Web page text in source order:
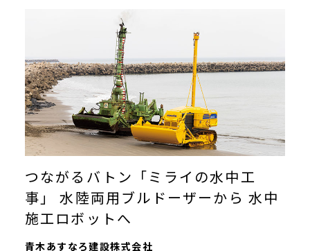
つながるバトン「ミライの水中工
事」 水陸両用ブルドーザーから 水中
施工ロボットへ
青木あすなろ建設株式会社